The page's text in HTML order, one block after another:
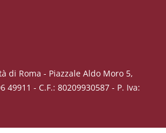
di Roma - Piazzale Aldo Moro 5,
49911 - C.F.: 80209930587 - P. Iva: